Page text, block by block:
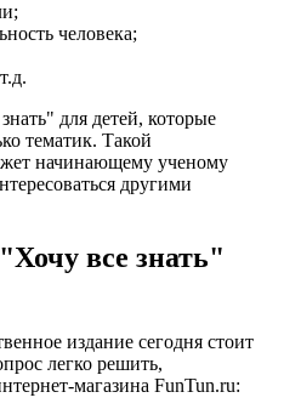
человека;
для детей, которые
тематик. Такой
начинающему ученому
другими
все знать"
издание сегодня стоит
легко решить,
магазина FunTun.ru: